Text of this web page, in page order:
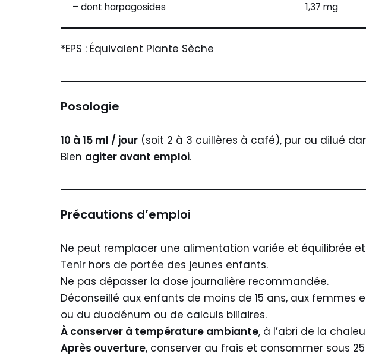
– dont harpagosides 1,37 mg
*EPS : Équivalent Plante Sèche
Posologie
10 à 15 ml / jour (soit 2 à 3 cuillères à café), pur ou dilué
Bien agiter avant emploi.
Précautions d’emploi
Ne peut remplacer une alimentation variée et équilibrée
Tenir hors de portée des jeunes enfants.
Ne pas dépasser la dose journalière recommandée.
Déconseillé aux enfants de moins de 15 ans, aux
ou du duodénum ou de calculs biliaires.
À conserver à température ambiante, à l’abri de la
Après ouverture, conserver au frais et consommer sous 25